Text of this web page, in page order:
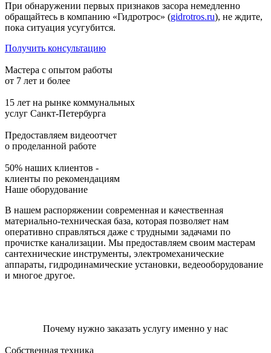
При обнаружении первых признаков засора немедленно
обращайтесь в компанию «Гидротрос» (gidrotros.ru), не ждите,
пока ситуация усугубится.
Получить консультацию
Мастера с опытом работы
от 7 лет и более
15 лет на рынке коммунальных
услуг Санкт-Петербурга
Предоставляем видеоотчет
о проделанной работе
50% наших клиентов -
клиенты по рекомендациям
Наше оборудование
В нашем распоряжении современная и качественная
материально-техническая база, которая позволяет нам
оперативно справляться даже с трудными задачами по
прочистке канализации. Мы предоставляем своим мастерам
сантехнические инструменты, электромеханические
аппараты, гидродинамические установки, ведеооборудование
и многое другое.
Почему нужно заказать услугу именно у нас
Собственная техника